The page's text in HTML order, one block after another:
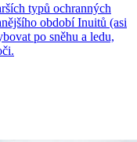
typů ochranných
období Inuitů (asi
po sněhu a ledu,